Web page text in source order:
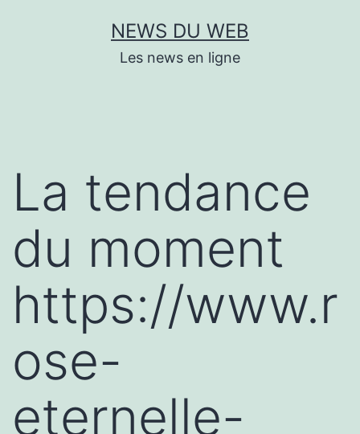
NEWS DU WEB
Les news en ligne
La tendance
du moment
https://www.r
ose-
eternelle-